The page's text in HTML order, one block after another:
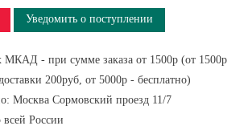
Уведомить о поступлении
МКАД - при сумме заказа от 1500р (от 1500р
200руб, от 5000р - бесплатно)
Москва Сормовский проезд 11/7
всей России